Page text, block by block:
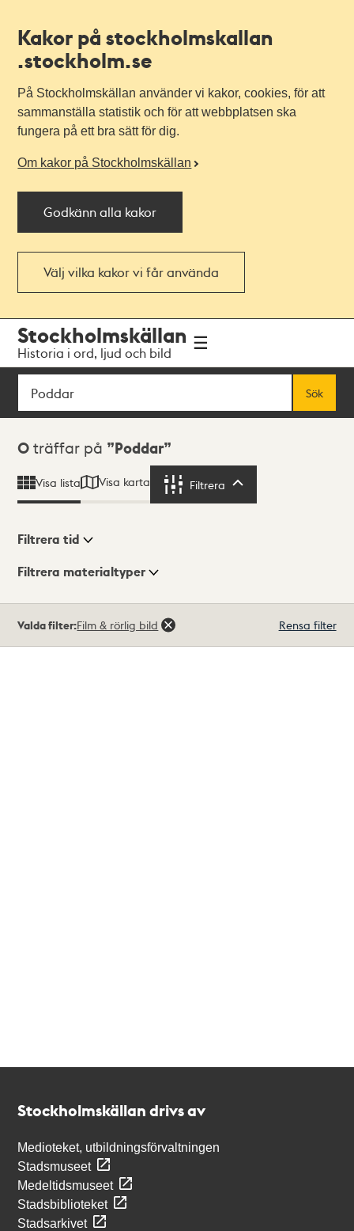
Kakor på stockholmskallan
.stockholm.se
På Stockholmskällan använder vi kakor, cookies, för att
sammanställa statistik och för att webbplatsen ska
fungera på ett bra sätt för dig.
Om kakor på Stockholmskällan
Godkänn alla kakor
Välj vilka kakor vi får använda
navigationen
huvudinnehållet
Stockholmskällan
Historia i ord, ljud och bild
Sök
Sök
Sökresultat
0 träffar på Poddar
Visa lista Visa karta Filtrera
Visningsläge
Filtrera tid
Filtrera materialtyper
träffar
Valda filter:Film & rörlig bild Rensa filter
Stockholmskällan drivs av
Medioteket, utbildningsförvaltningen
Stadsmuseet
Medeltidsmuseet
Stadsbiblioteket
Stadsarkivet